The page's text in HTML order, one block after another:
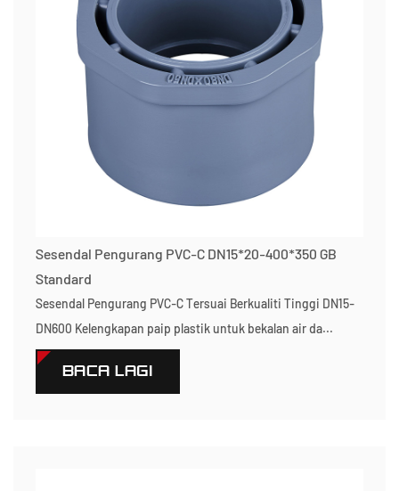
Sesendal Pengurang PVC-C DN15*20-400*350 GB
Standard
Sesendal Pengurang PVC-C Tersuai Berkualiti Tinggi DN15-
DN600 Kelengkapan paip plastik untuk bekalan air da...
BACA LAGI